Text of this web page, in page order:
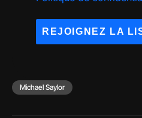
Michael Saylor